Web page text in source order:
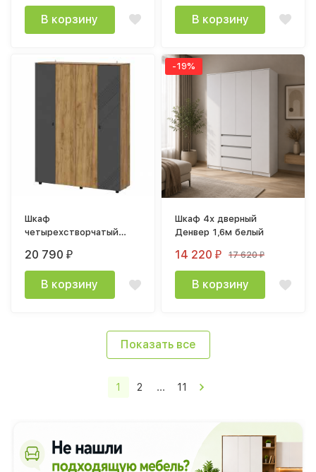
В корзину В корзину
Шкаф
четырехстворчатый
Золотой / мдф Графит
20 790₽
В корзину
-19%
Шкаф 4х дверный
Денвер 1,6м белый
14 220₽ 17 620₽
В корзину
Показать все
1 2 ... 11